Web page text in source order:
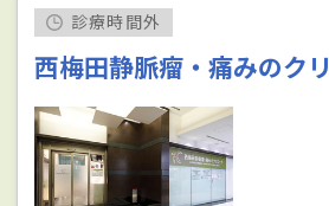
診療時間外
西梅田静脈瘤・痛みのク